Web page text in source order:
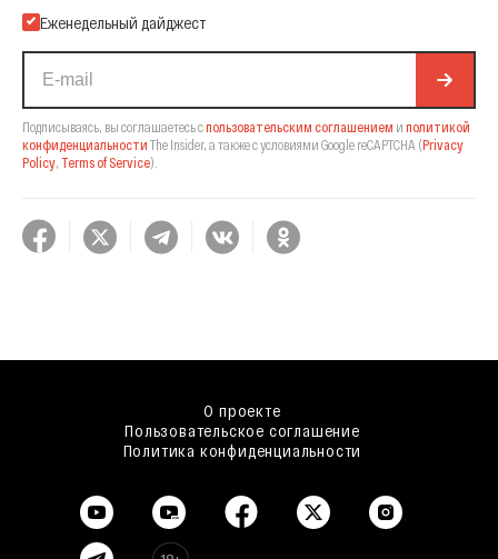
Еженедельный дайджест
Подписываясь, вы соглашаетесь спользовательским соглашением и политикой
конфиденциальности The Insider, а также с условиями Google reCAPTCHA (Privacy
Policy Terms of Service).
О проекте
Пользовательское соглашение
Политика конфиденциальности